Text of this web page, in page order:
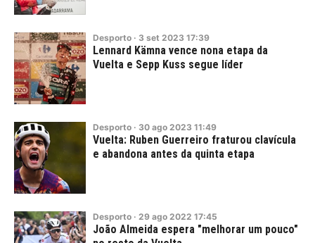
Desporto · 3 set 2023 17:39
Lennard Kämna vence nona etapa da
Vuelta e Sepp Kuss segue líder
Desporto · 30 ago 2023 11:49
Vuelta: Ruben Guerreiro fraturou clavícula
e abandona antes da quinta etapa
Desporto · 29 ago 2022 17:45
João Almeida espera "melhorar um pouco"